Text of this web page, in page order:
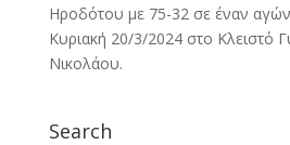
Ηροδότου με 75-32 σε έναν
Κυριακή 20/3/2024 στο Κλειστό
Νικολάου.
Search